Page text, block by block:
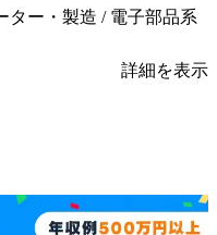
ター・製造 / 電子部品系
詳細を表示